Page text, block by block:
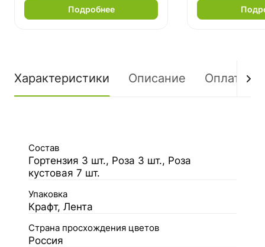
Подробнее
Характеристики Описание Оплата
Состав
Гортензия 3 шт., Роза 3 шт., Роза
кустовая 7 шт.
Упаковка
Крафт, Лента
Страна просхождения цветов
Россия